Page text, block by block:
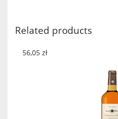
2019
quantity
Related products
56,05 zł